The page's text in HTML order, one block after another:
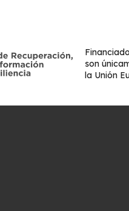
son
la Unión